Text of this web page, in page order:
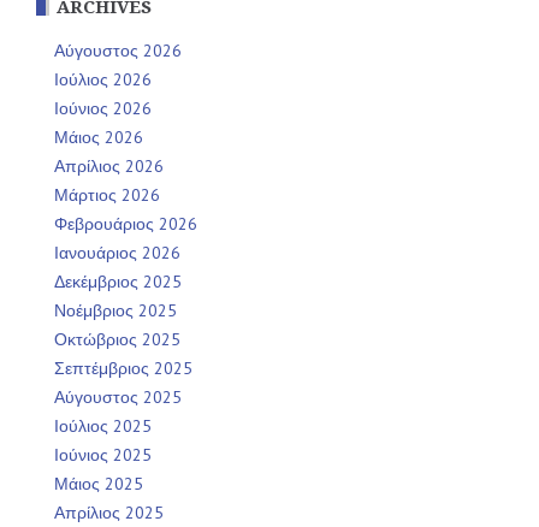
ARCHIVES
Αύγουστος 2026
Ιούλιος 2026
Ιούνιος 2026
Μάιος 2026
Απρίλιος 2026
Μάρτιος 2026
Φεβρουάριος 2026
Ιανουάριος 2026
Δεκέμβριος 2025
Νοέμβριος 2025
Οκτώβριος 2025
Σεπτέμβριος 2025
Αύγουστος 2025
Ιούλιος 2025
Ιούνιος 2025
Μάιος 2025
Απρίλιος 2025